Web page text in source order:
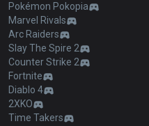
Pokémon Pokopia
Marvel Rivals
Arc Raiders
Slay The Spire 2
Counter Strike 2
Fortnite
Diablo 4
2XKO
Time Takers